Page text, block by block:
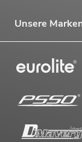
Unsere